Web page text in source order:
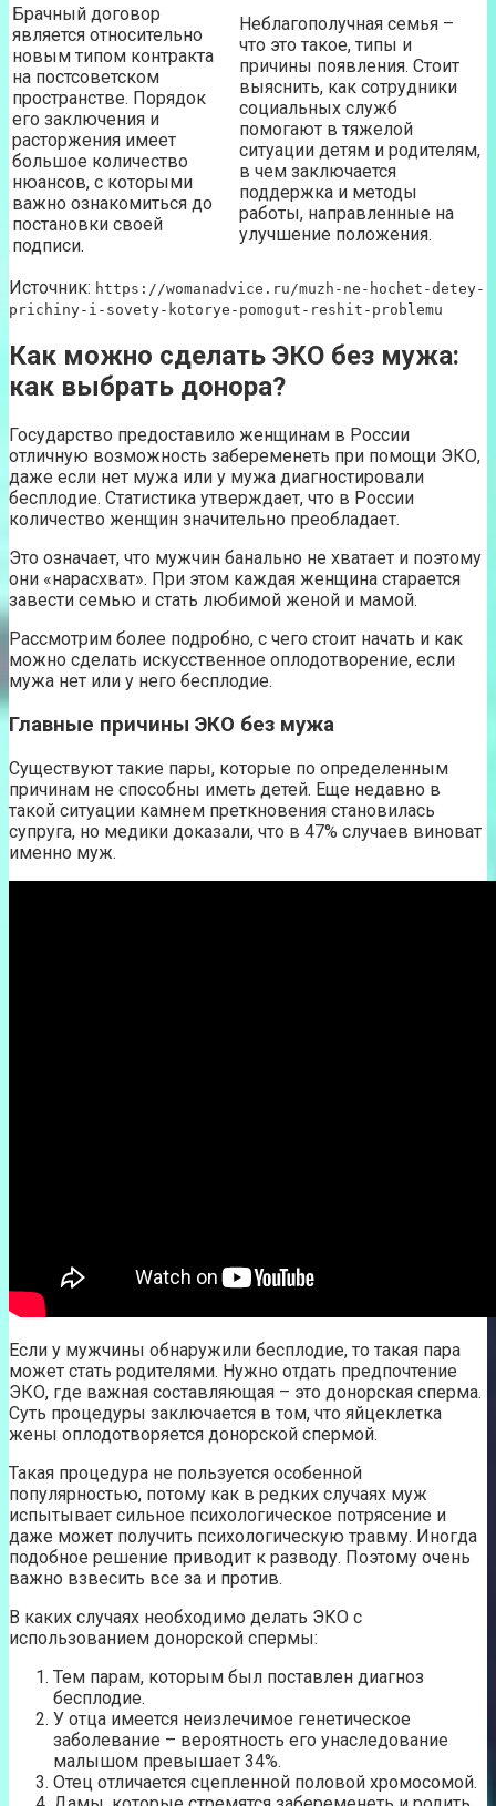
Брачный договор
является относительно
новым типом контракта
на постсоветском
пространстве. Порядок
его заключения и
расторжения имеет
большое количество
нюансов, с которыми
важно ознакомиться до
постановки своей
подписи.
Неблагополучная семья –
что это такое, типы и
причины появления. Стоит
выяснить, как сотрудники
социальных служб
помогают в тяжелой
ситуации детям и родителям,
в чем заключается
поддержка и методы
работы, направленные на
улучшение положения.
Источник: https://womanadvice.ru/muzh-ne-hochet-detey-
prichiny-i-sovety-kotorye-pomogut-reshit-problemu
Как можно сделать ЭКО без мужа:
как выбрать донора?
Государство предоставило женщинам в России
отличную возможность забеременеть при помощи ЭКО,
даже если нет мужа или у мужа диагностировали
бесплодие. Статистика утверждает, что в России
количество женщин значительно преобладает.
Это означает, что мужчин банально не хватает и поэтому
они «нарасхват». При этом каждая женщина старается
завести семью и стать любимой женой и мамой.
Рассмотрим более подробно, с чего стоит начать и как
можно сделать искусственное оплодотворение, если
мужа нет или у него бесплодие.
Главные причины ЭКО без мужа
Существуют такие пары, которые по определенным
причинам не способны иметь детей. Еще недавно в
такой ситуации камнем преткновения становилась
супруга, но медики доказали, что в 47% случаев виноват
именно муж.
Если у мужчины обнаружили бесплодие, то такая пара
может стать родителями. Нужно отдать предпочтение
ЭКО, где важная составляющая – это донорская сперма.
Суть процедуры заключается в том, что яйцеклетка
жены оплодотворяется донорской спермой.
Такая процедура не пользуется особенной
популярностью, потому как в редких случаях муж
испытывает сильное психологическое потрясение и
даже может получить психологическую травму. Иногда
подобное решение приводит к разводу. Поэтому очень
важно взвесить все за и против.
В каких случаях необходимо делать ЭКО с
использованием донорской спермы:
Тем парам, которым был поставлен диагноз
бесплодие.
У отца имеется неизлечимое генетическое
заболевание – вероятность его унаследование
малышом превышает 34%.
Отец отличается сцепленной половой хромосомой.